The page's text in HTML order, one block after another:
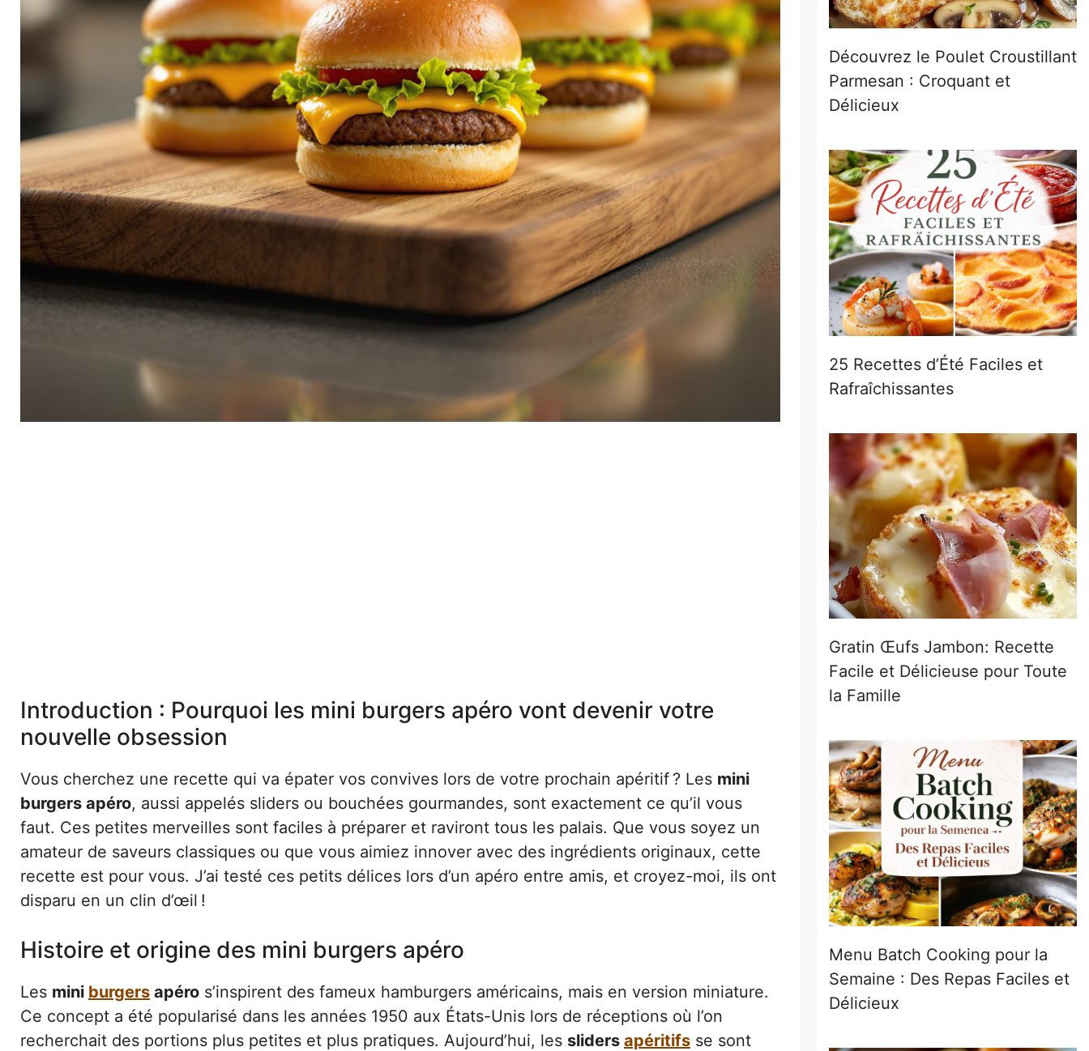
Introduction : Pourquoi les mini burgers apéro vont devenir votre
nouvelle obsession
Vous cherchez une recette qui va épater vos convives lors de votre prochain apéritif ? Les mini
burgers apéro, aussi appelés sliders ou bouchées gourmandes, sont exactement ce qu’il vous
faut. Ces petites merveilles sont faciles à préparer et raviront tous les palais. Que vous soyez un
amateur de saveurs classiques ou que vous aimiez innover avec des ingrédients originaux, cette
recette est pour vous. J’ai testé ces petits délices lors d’un apéro entre amis, et croyez-moi, ils ont
disparu en un clin d’œil !
Histoire et origine des mini burgers apéro
Les mini burgers apéro s’inspirent des fameux hamburgers américains, mais en version miniature.
Ce concept a été popularisé dans les années 1950 aux États-Unis lors de réceptions où l’on
recherchait des portions plus petites et plus pratiques. Aujourd’hui, les sliders apéritifs se sont
Découvrez le Poulet Croustillant
Parmesan : Croquant et
Délicieux
25 Recettes d’Été Faciles et
Rafraîchissantes
Gratin Œufs Jambon: Recette
Facile et Délicieuse pour Toute
la Famille
Menu Batch Cooking pour la
Semaine : Des Repas Faciles et
Délicieux